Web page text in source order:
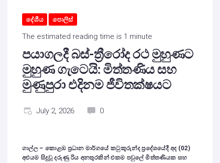
දේශීය පොලිස්
The estimated reading time is 1 minute
පයාගලදී බස්-ත්‍රීරෝද රථ මුහුණට
මුහුණ ගැටෙයි: මිත්තණිය සහ
මුණුපුරා එදිනම ජීවිතක්ෂයට
July 2, 2026 0
ගාල්ල – කොළඹ ප්‍රධාන මාර්ගයේ කටුකුරුන්ද ප්‍රදේශයේදී අද (02)
අළුයම සිදුවූ දරුණු රිය අනතුරකින් එකම පවුලේ මිත්තණියක සහ